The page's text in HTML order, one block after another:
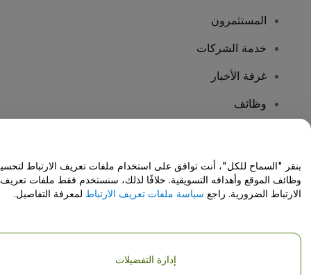
المستثمرون
خدمة الشركات
غرفة الأخبار
وظائف
مركز المساعدة / اتصل بنا
حقوق النشر © شركة فياجوجو المحدودة 2026
تفاصيل الشركة
بنقر "السماح للكل"، أنت توافق على استخدام ملفات تعريف الارتباط
وظائف الموقع وأهدافه التسويقية. خلافًا لذلك، سنستخدم فقط ملفات تعريف
الارتباط الضرورية. راجع سياسة ملفات تعريف الارتباط لمعرفة التفاصيل.
إدارة التفضيلات